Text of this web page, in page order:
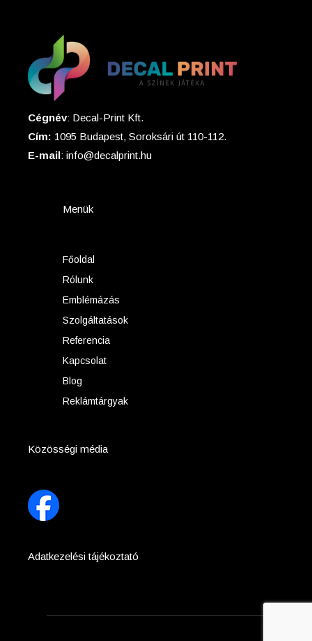
Cégnév: Decal-Print Kft.
Cím: 1095 Budapest, Soroksári út 110-112.
E-mail: info@decalprint.hu
Menük
Főoldal
Rólunk
Emblémázás
Szolgáltatások
Referencia
Kapcsolat
Blog
Reklámtárgyak
Közösségi média
Adatkezelési tájékoztató